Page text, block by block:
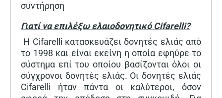
συντήρηση
Γιατί να επιλέξω ελαιοδονητικό Cifarelli?
Η Cifarelli κατασκευάζει δονητές ελιάς από
το 1998 και είναι εκείνη η οποία εφηύρε το
σύστημα επί του οποίου βασίζονται όλοι οι
σύγχρονοι δονητές ελιάς. Οι δονητές ελιάς
Cifarelli ήταν πάντα οι καλύτεροι, όσον